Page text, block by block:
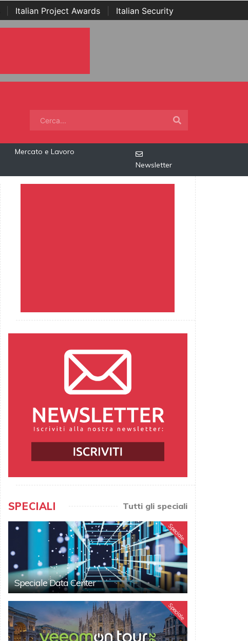
Italian Project Awards
Italian Security
Mercato e Lavoro
Newsletter
SPECIALI Tutti gli speciali
Speciale
Speciale Data Center
Speciale